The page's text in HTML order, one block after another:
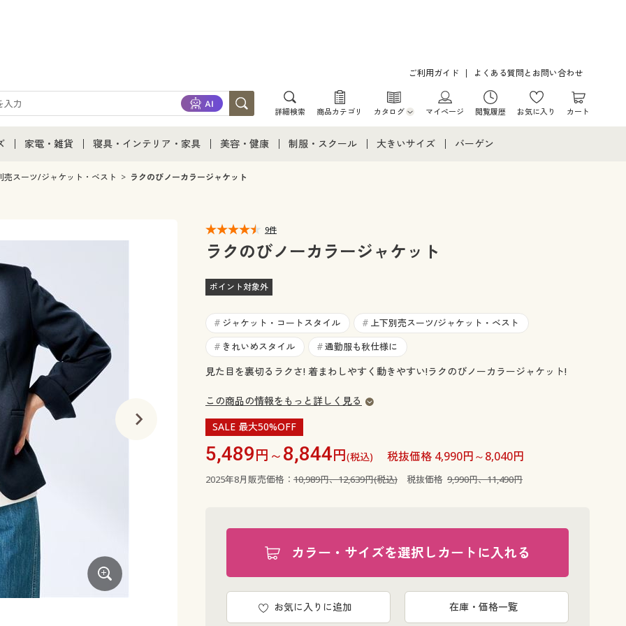
ご利用ガイド よくある質問とお問い合わせ
詳細検索 商品カテゴリ カタログ
カタログ・チラシからのご注文
マイページ 閲覧履歴 お気に入り カート
通販すべて
下着
家電・雑貨
家電・雑貨すべて
キッチン・雑貨・日用品
寝具・インテリア・家具
寝具・インテリア・家具通販すべて
寝具・ベッド
カーテン・ラグ・ファブリック
美容・健康
美容・健康通販すべて
制服・スクール
ジュニア・ティーンズ下着
大きいサイズ
大きいサイズ レディース下着
大きいサイズ 事務・制服
バーゲン
売スーツ/ジャケット・ベスト ラクのびノーカラージャケット
グレージュ コーディネート例
9件
ラクのびノーカラージャケット
ポイント対象外
# ジャケット・コートスタイル # 上下別売スーツ/ジャケット・ベスト
# きれいめスタイル # 通勤服も秋仕様に
見た目を裏切るラクさ! 着まわしやすく動きやすい!ラクのびノーカラージャケット!
この商品の情報をもっと詳しく見る
SALE 最大50%OFF
5,489円～8,844円(税込) 税抜価格 4,990円～8,040円
2025年8月販売価格： 10,989円、12,639円(税込) 税抜価格 9,990円、11,490円
カラー・サイズを選択しカートに入れる
お気に入りに追加 在庫・価格一覧